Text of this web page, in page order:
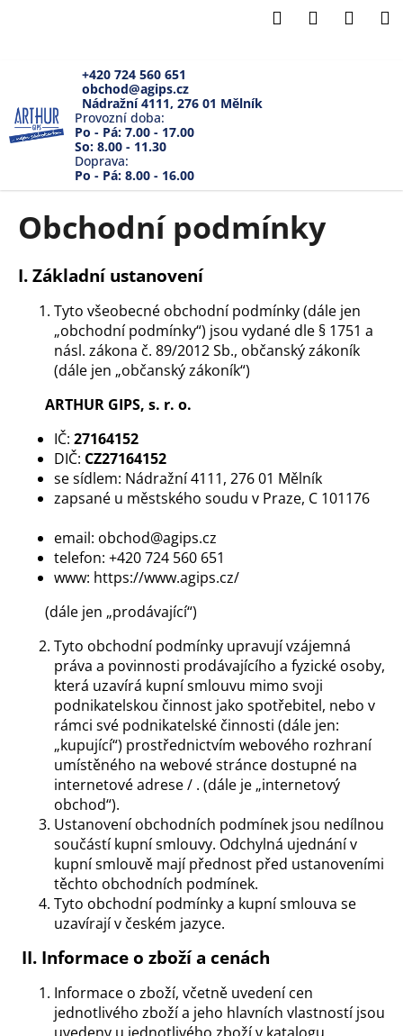
HledatPřihlášení
+420 724 560 651
obchod@agips.cz
Nádražní 4111, 276 01 Mělník
Provozní doba:
Po - Pá: 7.00 - 17.00
So: 8.00 - 11.30
Doprava:
Po - Pá: 8.00 - 16.00
Obchodní podmínky
I. Základní ustanovení
Tyto všeobecné obchodní podmínky (dále jen
„obchodní podmínky“) jsou vydané dle § 1751 a
násl. zákona č. 89/2012 Sb., občanský zákoník
(dále jen „občanský zákoník“)
ARTHUR GIPS, s. r. o.
IČ: 27164152
DIČ: CZ27164152
se sídlem: Nádražní 4111, 276 01 Mělník
zapsané u městského soudu v Praze, C 101176
email: obchod@agips.cz
telefon: +420 724 560 651
www: https://www.agips.cz/
(dále jen „prodávající“)
Tyto obchodní podmínky upravují vzájemná
práva a povinnosti prodávajícího a fyzické osoby,
která uzavírá kupní smlouvu mimo svoji
podnikatelskou činnost jako spotřebitel, nebo v
rámci své podnikatelské činnosti (dále jen:
„kupující“) prostřednictvím webového rozhraní
umístěného na webové stránce dostupné na
internetové adrese / . (dále je „internetový
obchod“).
Ustanovení obchodních podmínek jsou nedílnou
součástí kupní smlouvy. Odchylná ujednání v
kupní smlouvě mají přednost před ustanoveními
těchto obchodních podmínek.
Tyto obchodní podmínky a kupní smlouva se
uzavírají v českém jazyce.
II. Informace o zboží a cenách
Informace o zboží, včetně uvedení cen
jednotlivého zboží a jeho hlavních vlastností jsou
uvedeny u jednotlivého zboží v katalogu
o
p
t
ř
e
b
u
HLEDAT